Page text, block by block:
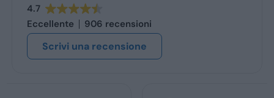
4.7
Eccellente
906 recensioni
Scrivi una recensione